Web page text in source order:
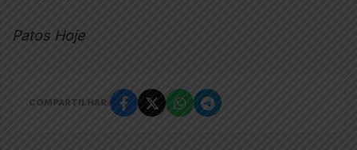
Patos Hoje
COMPARTILHAR: